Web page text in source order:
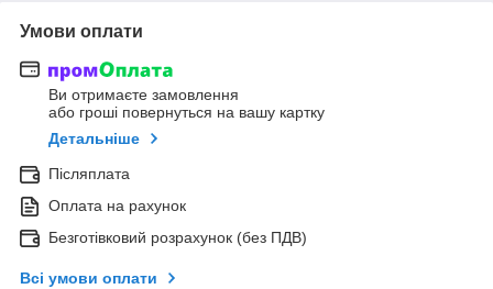
Умови оплати
Ви отримаєте замовлення
або гроші повернуться на вашу картку
Детальніше
Післяплата
Оплата на рахунок
Безготівковий розрахунок (без ПДВ)
Всі умови оплати